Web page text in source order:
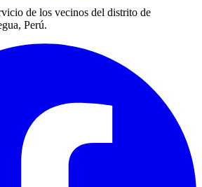
de los vecinos del distrito de
Perú.